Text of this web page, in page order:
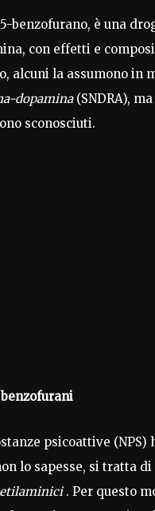
5-benzofurano, è una
con effetti e
alcuni la assumono in
dopamina(SNDRA),
sconosciuti.
psicoattive
lo sapesse, si tratta
. Per questo